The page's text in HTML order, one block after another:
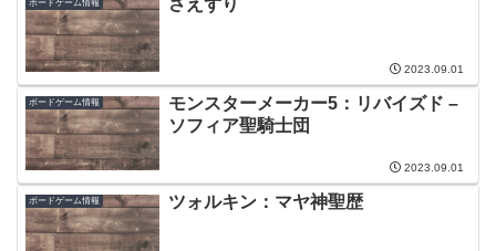
ボードゲーム情報
2023.09.01
ボードゲーム情報
モンスターメーカー5：リバイズド –
ソフィア聖騎士団
2023.09.01
ボードゲーム情報 ツォルキン：マヤ神聖歴